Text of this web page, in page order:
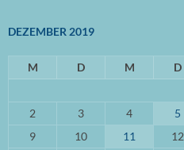
April 2022(1)
März 2022
DEZEMBER 2019
M D M D
2
3 4 5
9
10 11 12